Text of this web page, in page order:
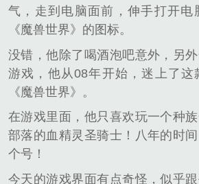
气，走到电脑面前，伸手打开电
《魔兽世界》的图标。
没错，他除了喝酒泡吧意外，另
游戏，他从08年开始，迷上了这
《魔兽世界》。
在游戏里面，他只喜欢玩一个种
部落的血精灵圣骑士！八年的时
个号！
今天的游戏界面有点奇怪，似乎